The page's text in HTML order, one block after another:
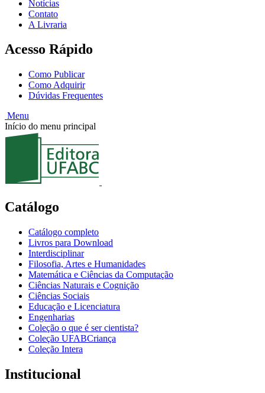
Notícias
Contato
A Livraria
Acesso Rápido
Como Publicar
Como Adquirir
Dúvidas Frequentes
Menu
Início do menu principal
Catálogo
Catálogo completo
Livros para Download
Interdisciplinar
Filosofia, Artes e Humanidades
Matemática e Ciências da Computação
Ciências Naturais e Cognição
Ciências Sociais
Educação e Licenciatura
Engenharias
Coleção o que é ser cientista?
Coleção UFABCriança
Coleção Intera
Institucional